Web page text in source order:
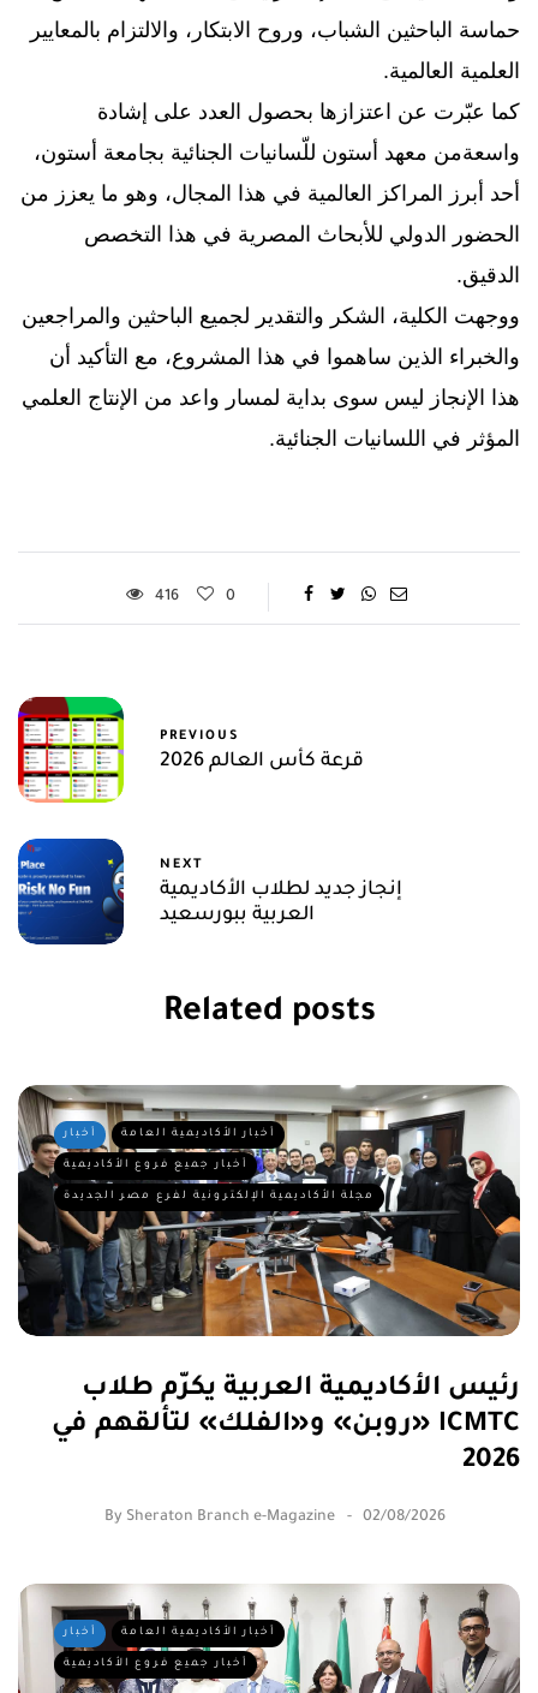
حماسة الباحثين الشباب، وروح الابتكار، والالتزام بالمعايير
العلمية العالمية.
كما عبّرت عن اعتزازها بحصول العدد على إشادة
واسعةمن معهد أستون للّسانيات الجنائية بجامعة أستون،
أحد أبرز المراكز العالمية في هذا المجال، وهو ما يعزز من
الحضور الدولي للأبحاث المصرية في هذا التخصص
الدقيق.
ووجهت الكلية، الشكر والتقدير لجميع الباحثين والمراجعين
والخبراء الذين ساهموا في هذا المشروع، مع التأكيد أن
هذا الإنجاز ليس سوى بداية لمسار واعد من الإنتاج العلمي
المؤثر في اللسانيات الجنائية.
416 0
PREVIOUS
قرعة كأس العالم 2026
NEXT
إنجاز جديد لطلاب الأكاديمية
العربية ببورسعيد
Related posts
أخبار أخبار الأكاديمية العامة
أخبار جميع فروع الأكاديمية
مجلة الأكاديمية الإلكترونية لفرع مصر الجديدة
رئيس الأكاديمية العربية يكرّم طلاب
«روبن» و«الفلك» لتألقهم في ICMTC
2026
By Sheraton Branch e-Magazine 02/08/2026
أخبار أخبار الأكاديمية العامة
أخبار جميع فروع الأكاديمية